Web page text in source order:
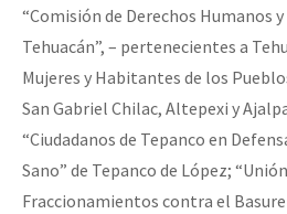
“Comisión de Derechos Humanos
Tehuacán”, – pertenecientes a
Mujeres y Habitantes de los
San Gabriel Chilac, Altepexi y
“Ciudadanos de Tepanco en
Sano” de Tepanco de López;
Fraccionamientos contra el